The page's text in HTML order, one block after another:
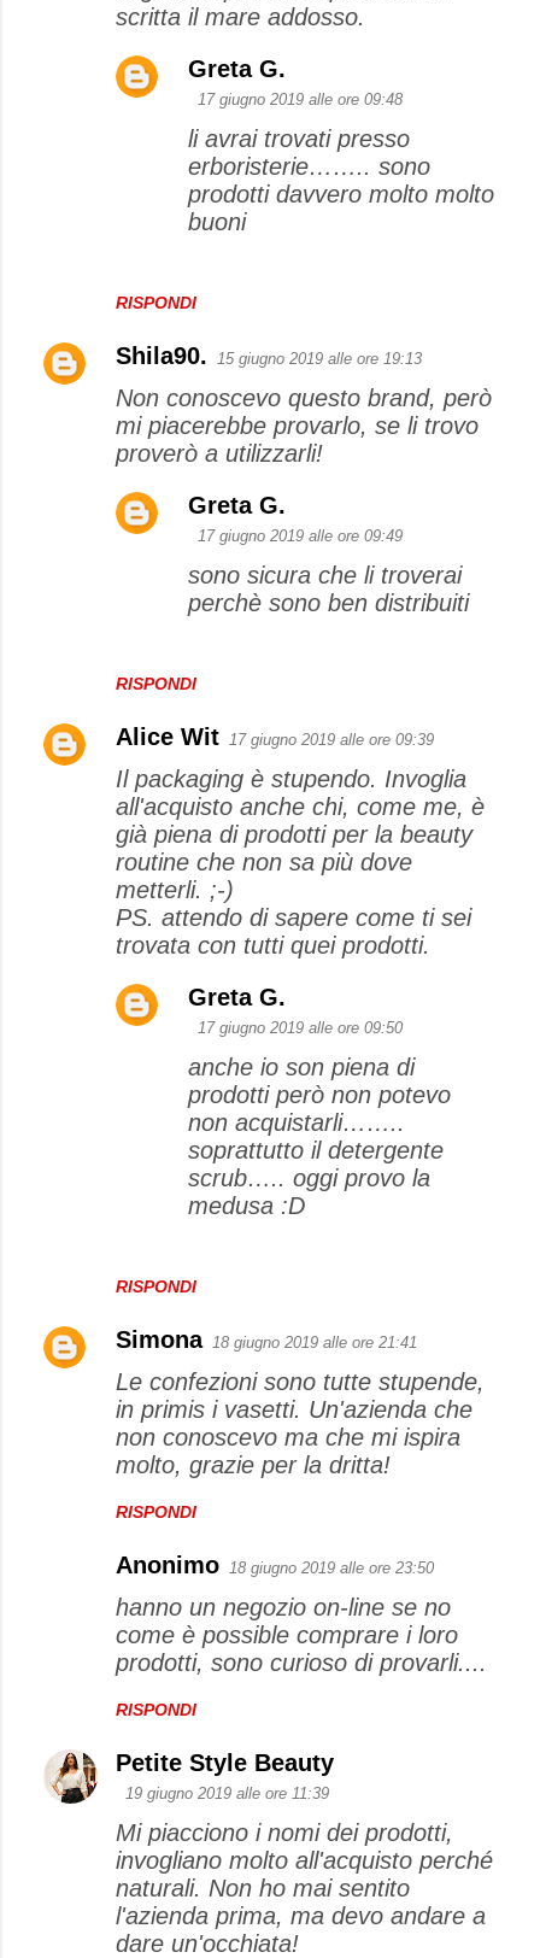
scritta il mare addosso.
RISPONDI
Greta G.
17 giugno 2019 alle ore 09:48
li avrai trovati presso
erboristerie…….. sono
prodotti davvero molto molto
buoni
Shila90. 15 giugno 2019 alle ore 19:13
Non conoscevo questo brand, però
mi piacerebbe provarlo, se li trovo
proverò a utilizzarli!
RISPONDI
Greta G.
17 giugno 2019 alle ore 09:49
sono sicura che li troverai
perchè sono ben distribuiti
Alice Wit 17 giugno 2019 alle ore 09:39
Il packaging è stupendo. Invoglia
all'acquisto anche chi, come me, è
già piena di prodotti per la beauty
routine che non sa più dove
metterli. ;-)
PS. attendo di sapere come ti sei
trovata con tutti quei prodotti.
RISPONDI
Greta G.
17 giugno 2019 alle ore 09:50
anche io son piena di
prodotti però non potevo
non acquistarli……..
soprattutto il detergente
scrub….. oggi provo la
medusa :D
Simona 18 giugno 2019 alle ore 21:41
Le confezioni sono tutte stupende,
in primis i vasetti. Un'azienda che
non conoscevo ma che mi ispira
molto, grazie per la dritta!
RISPONDI
Anonimo 18 giugno 2019 alle ore 23:50
hanno un negozio on-line se no
come è possible comprare i loro
prodotti, sono curioso di provarli....
RISPONDI
Petite Style Beauty
19 giugno 2019 alle ore 11:39
Mi piacciono i nomi dei prodotti,
invogliano molto all'acquisto perché
naturali. Non ho mai sentito
l'azienda prima, ma devo andare a
dare un'occhiata!